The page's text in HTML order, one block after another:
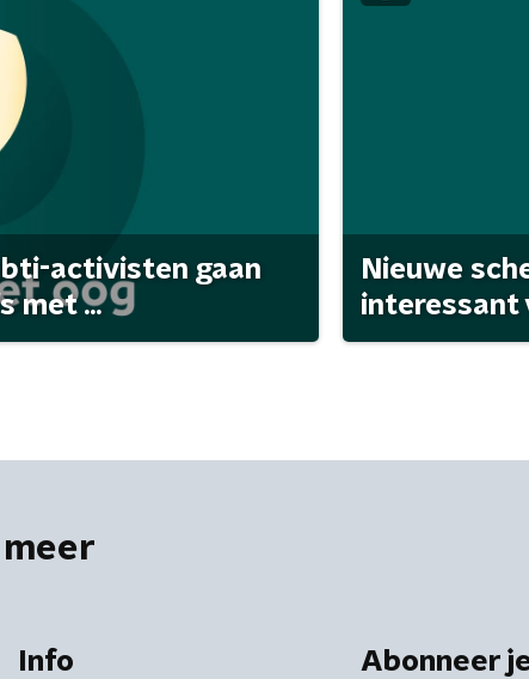
activisten gaan
met ...
Nieuwe
interessant
Info Abonneer